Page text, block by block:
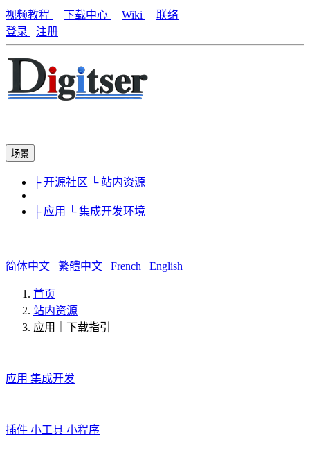
视频教程 下载中心 Wiki
联络
登录
注册
场景
├ 开源社区 └ 站内资源
├ 应用 └ 集成开发环境
简体中文 繁體中文 French English
首页
站内资源
应用｜下载指引
应用 集成开发
插件 小工具 小程序